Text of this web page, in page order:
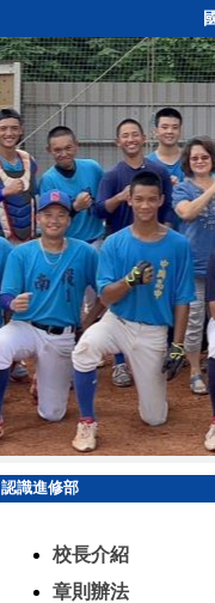
認識進修部
校長介紹
章則辦法